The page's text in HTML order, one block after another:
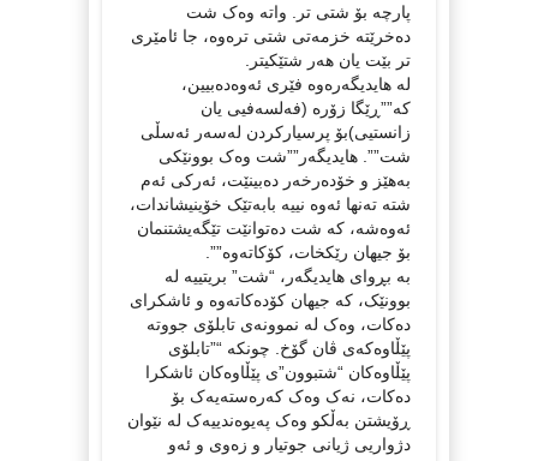
پارچە بۆ شتی تر. واتە وەک شت
دەخرێتە خزمەتی شتی ترەوە، جا ئامێری
تر بێت یان هەر شتێکیتر.
لە هایدیگەرەوە فێری ئەوەدەبیین،
کە””ڕێگا زۆرە (فەلسەفیی یان
زانستیی)بۆ پرسیارکردن لەسەر ئەسڵی
شت””. هایدیگەر””شت وەک بوونێکی
بەهێز و خۆدەرخەر دەبینێت، ئەرکی ئەم
شتە تەنها ئەوە نییە بابەتێک خۆینیشاندات،
ئەوەشە، کە شت دەتوانێت تێگەیشتنمان
بۆ جیهان رێکخات، کۆکاتەوە””.
بە بڕوای هایدیگەر، “شت” بریتییە لە
بوونێک، کە جیهان کۆدەکاتەوە و ئاشکرای
دەکات، وەک لە نموونەی تابلۆی جووتە
پێڵاوەکەی ڤان گۆخ. چونکە “”تابلۆی
پێڵاوەکان “شتبوون”ی پێڵاوەکان ئاشکرا
دەکات، نەک وەک کەرەستەیەک بۆ
ڕۆیشتن بەڵکو وەک پەیوەندییەک لە نێوان
دژواریی ژیانی جوتیار و زەوی و ئەو